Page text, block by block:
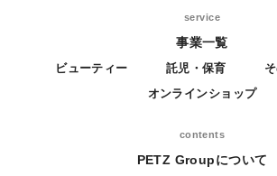
service
事業一覧
ビューティー 託児・保育
オンラインショップ
contents
PETZ Groupについて